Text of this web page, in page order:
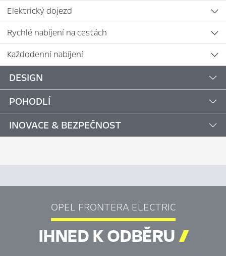
Elektrický dojezd
Rychlé nabíjení na cestách
Každodenní nabíjení
DESIGN
POHODLÍ
INOVACE & BEZPEČNOST
OPEL FRONTERA ELECTRIC
IHNED K ODBĚRU